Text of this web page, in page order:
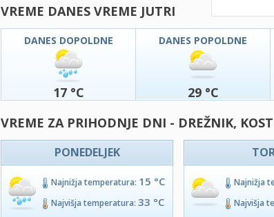
VREME DANES VREME JUTRI
DANES DOPOLDNE
17 °C
DANES POPOLDNE
29 °C
VREME ZA PRIHODNJE DNI - DREŽNIK,
PONEDELJEK
Najnižja temperatura: 15 °C
Najvišja temperatura: 33 °C
Najnižja
Najvišja